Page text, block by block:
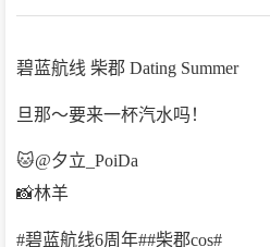
碧蓝航线 柴郡 Dating Summer
旦那～要来一杯汽水吗！
🐱@夕立_PoiDa
📸林羊
#碧蓝航线6周年##柴郡cos# ​​​